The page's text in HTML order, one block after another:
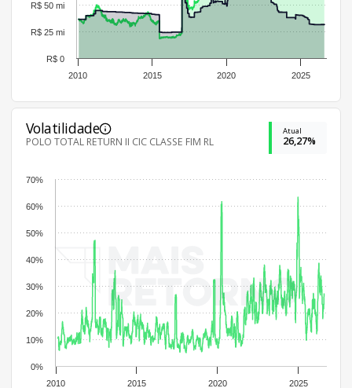
2010 2015 2020 2025
R$ 0
R$ 25 mi
R$ 50 mi
Volatilidade
POLO TOTAL RETURN II CIC CLASSE FIM RL
Atual
26,27%
2010 2015 2020 2025
0%
10%
20%
30%
40%
50%
60%
70%